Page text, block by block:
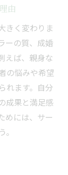
方
所の見極
度体験談
べき点
活用法
談を紹介
とは
トと注意
由
きく変わりま
ーの質、成婚
えば、親身な
の悩みや希望
れます。自分
成果と満足感
めには、サー